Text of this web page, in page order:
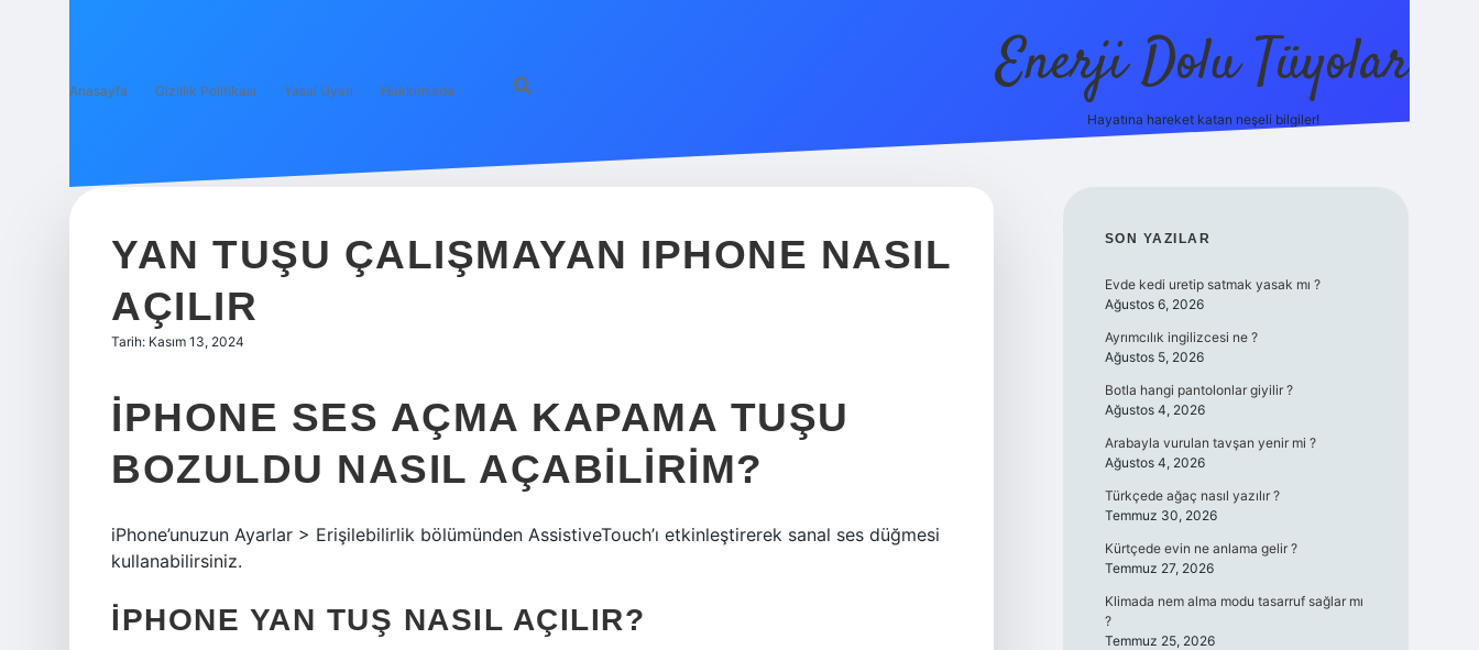
Anasayfa Gizlilik Politikası Yasal Uyarı Hakkımızda Enerji Dolu Tüyolar
Hayatına hareket katan neşeli bilgiler!
YAN TUŞU ÇALIŞMAYAN IPHONE NASIL
AÇILIR
Tarih: Kasım 13, 2024
IPHONE SES AÇMA KAPAMA TUŞU
BOZULDU NASIL AÇABILIRIM?
iPhone’unuzun Ayarlar > Erişilebilirlik bölümünden AssistiveTouch’ı etkinleştirerek sanal ses düğmesi
kullanabilirsiniz.
IPHONE YAN TUŞ NASIL AÇILIR?
SIDEBAR
SON YAZILAR
Evde kedi uretip satmak yasak mı ?
Ağustos 6, 2026
Ayrımcılık ingilizcesi ne ?
Ağustos 5, 2026
Botla hangi pantolonlar giyilir ?
Ağustos 4, 2026
Arabayla vurulan tavşan yenir mi ?
Ağustos 4, 2026
Türkçede ağaç nasıl yazılır ?
Temmuz 30, 2026
Kürtçede evin ne anlama gelir ?
Temmuz 27, 2026
Klimada nem alma modu tasarruf sağlar mı
?
Temmuz 25, 2026